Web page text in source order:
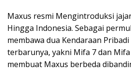
Maxus resmi Mengintroduksi
Hingga Indonesia. Sebagai
membawa dua Kendaraan
terbarunya, yakni Mifa 7 dan Mifa
membuat Maxus berbeda